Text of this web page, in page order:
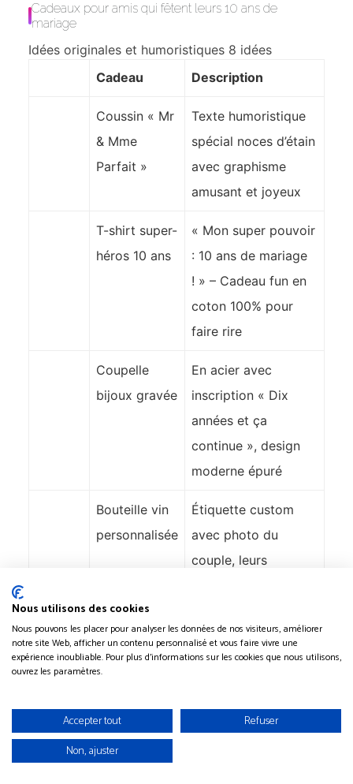
Cadeaux pour amis qui fêtent leurs 10 ans de
mariage
Idées originales et humoristiques 8 idées
Cadeau
Description
Coussin « Mr
& Mme
Parfait »
Texte humoristique
spécial noces d’étain
avec graphisme
amusant et joyeux
T-shirt super-
héros 10 ans
« Mon super pouvoir
: 10 ans de mariage
! » – Cadeau fun en
coton 100% pour
faire rire
Coupelle
bijoux gravée
En acier avec
inscription « Dix
années et ça
continue », design
moderne épuré
Bouteille vin
personnalisée
Étiquette custom
avec photo du
couple, leurs
Coupes
médiévales
Gravures inspiration
pour trinquer à leur
Nous utilisons des cookies
Nous pouvons les placer pour analyser les données de nos visiteurs, améliorer
notre site Web, afficher un contenu personnalisé et vous faire vivre une
expérience inoubliable. Pour plus d'informations sur les cookies que nous utilisons,
ouvrez les paramètres.
Accepter tout
Refuser
Non, ajuster